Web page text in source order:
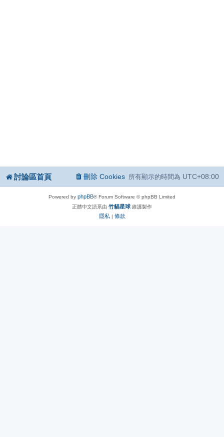
討論區首頁 所有顯示的時間為 UTC+08:00
刪除 Cookies
Powered by phpBB® Forum Software © phpBB Limited
正體中文語系由 竹貓星球 維護製作
隱私 | 條款